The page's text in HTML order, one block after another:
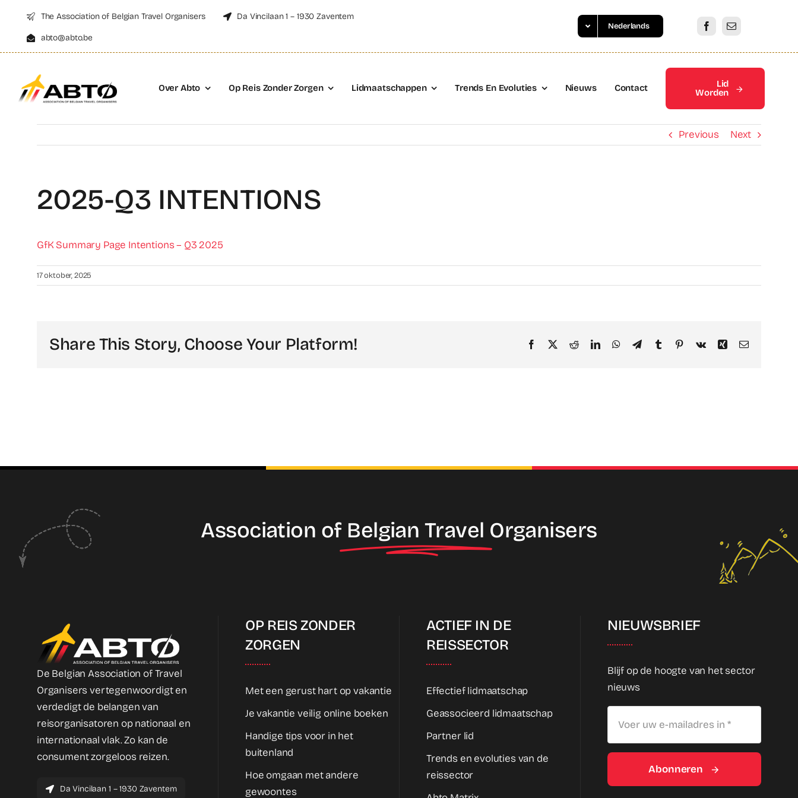
content
The Association of Belgian Travel Organisers Da Vincilaan 1 – 1930 Zaventem
abto@abto.be
Nederlands
Over Abto Op Reis Zonder Zorgen Lidmaatschappen Trends En Evoluties Nieuws Contact
Lid
Worden
Previous Next
2025-Q3 INTENTIONS
GfK Summary Page Intentions – Q3 2025
17 oktober, 2025
Share This Story, Choose Your Platform! Facebook RedditLinkedInWhatsApp
TelegramTumblr PinterestVk Xing Email
Association of Belgian Travel Organisers
De Belgian Association of Travel
Organisers vertegenwoordigt en
verdedigt de belangen van
reisorganisatoren op nationaal en
internationaal vlak. Zo kan de
consument zorgeloos reizen.
Da Vincilaan 1 – 1930 Zaventem
OP REIS ZONDER
ZORGEN
Met een gerust hart op vakantie
Je vakantie veilig online boeken
Handige tips voor in het
buitenland
Hoe omgaan met andere
gewoontes
ACTIEF IN DE
REISSECTOR
Effectief lidmaatschap
Geassocieerd lidmaatschap
Partner lid
Trends en evoluties van de
reissector
NIEUWSBRIEF
Blijf op de hoogte van het sector
nieuws
Abonneren